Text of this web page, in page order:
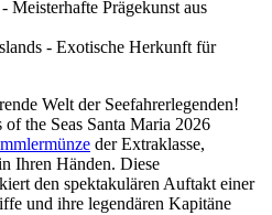
Meisterhafte Prägekunst aus
- Exotische Herkunft für
Welt der Seefahrerlegenden!
the Seas Santa Maria 2026
der Extraklasse,
Ihren Händen. Diese
den spektakulären Auftakt einer
und ihre legendären Kapitäne